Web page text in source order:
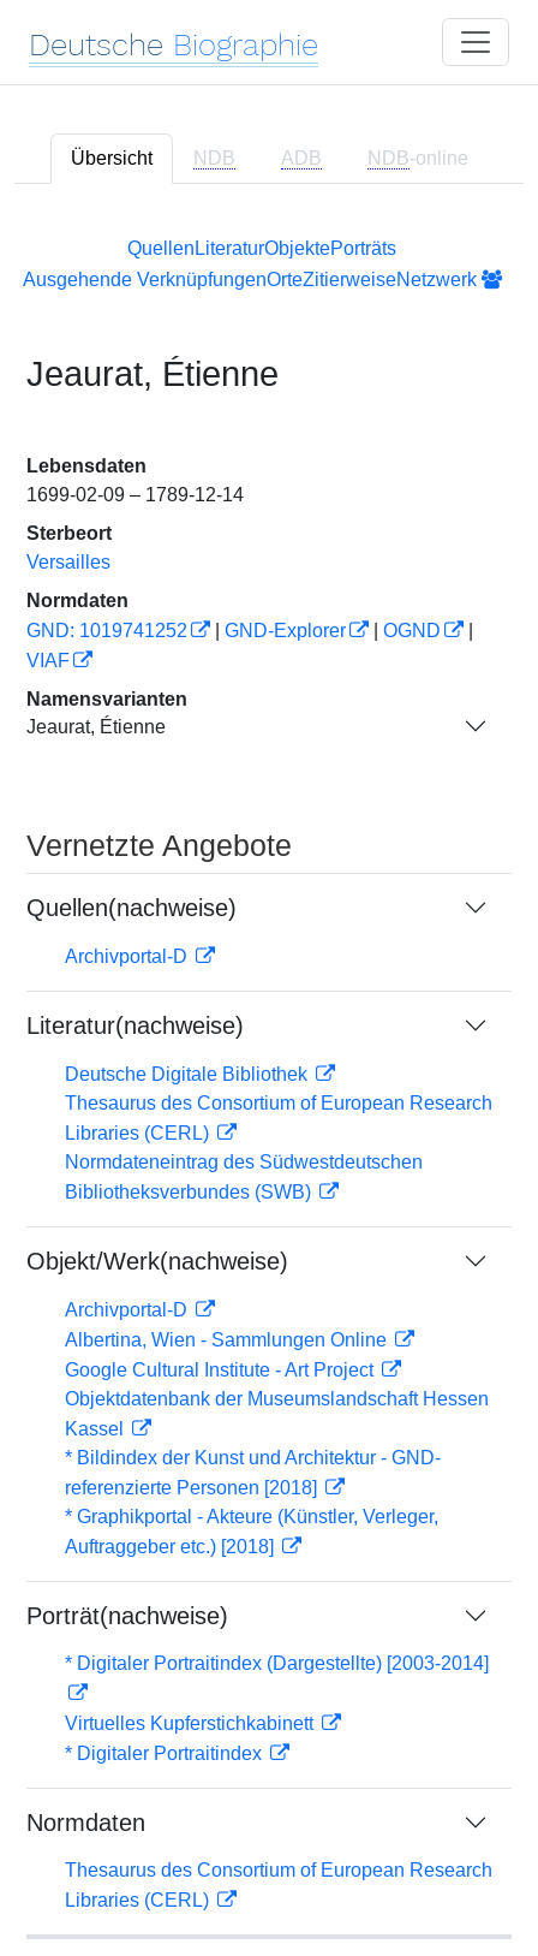
Deutsche Biographie
Übersicht NDB ADB NDB-online
Quellen LiteraturObjektePorträts
Ausgehende VerknüpfungenOrteZitierweiseNetzwerk
Jeaurat, Étienne
Lebensdaten
1699-02-09 – 1789-12-14
Sterbeort
Versailles
Normdaten
GND: 1019741252
GND-Explorer OGND
VIAF
Namensvarianten
Jeaurat, Étienne
Vernetzte Angebote
Quellen(nachweise)
Archivportal-D
Literatur(nachweise)
Deutsche Digitale Bibliothek
Thesaurus des Consortium of European Research
Libraries (CERL)
Normdateneintrag des Südwestdeutschen
Bibliotheksverbundes (SWB)
Objekt/Werk(nachweise)
Archivportal-D
Albertina, Wien - Sammlungen Online
Google Cultural Institute - Art Project
Objektdatenbank der Museumslandschaft Hessen
Kassel
* Bildindex der Kunst und Architektur - GND-
referenzierte Personen [2018]
* Graphikportal - Akteure (Künstler, Verleger,
Auftraggeber etc.) [2018]
Porträt(nachweise)
* Digitaler Portraitindex (Dargestellte) [2003-2014]
Virtuelles Kupferstichkabinett
* Digitaler Portraitindex
Normdaten
Thesaurus des Consortium of European Research
Libraries (CERL)